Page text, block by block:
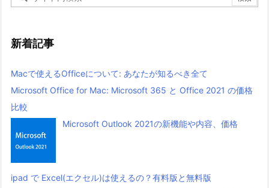
新着記事
Macで使えるOfficeについて: あなたが知るべき全て
Microsoft Office for Mac: Microsoft 365 と Office 2021 の価格
比較
Microsoft Outlook 2021の新機能や内容、価格
ipad で Excel(エクセル)は使えるの？有料版と無料版